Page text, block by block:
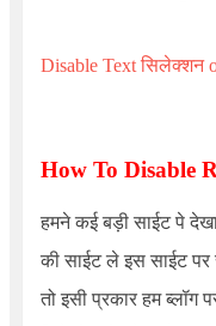
Disable Text सिलेक्शन
How To Disable
हमने कई बड़ी साईट पे
की साईट ले इस साईट पर
तो इसी प्रकार हम ब्लॉग